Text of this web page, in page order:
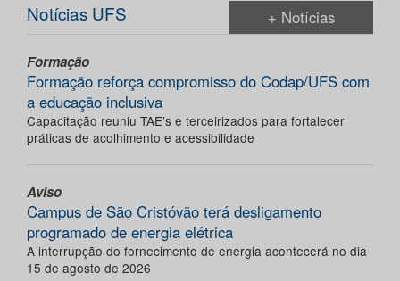
Notícias UFS + Notícias
Formação
Formação reforça compromisso do Codap/UFS com
a educação inclusiva
Capacitação reuniu TAE’s e terceirizados para fortalecer
práticas de acolhimento e acessibilidade
Aviso
Campus de São Cristóvão terá desligamento
programado de energia elétrica
A interrupção do fornecimento de energia acontecerá no dia
15 de agosto de 2026